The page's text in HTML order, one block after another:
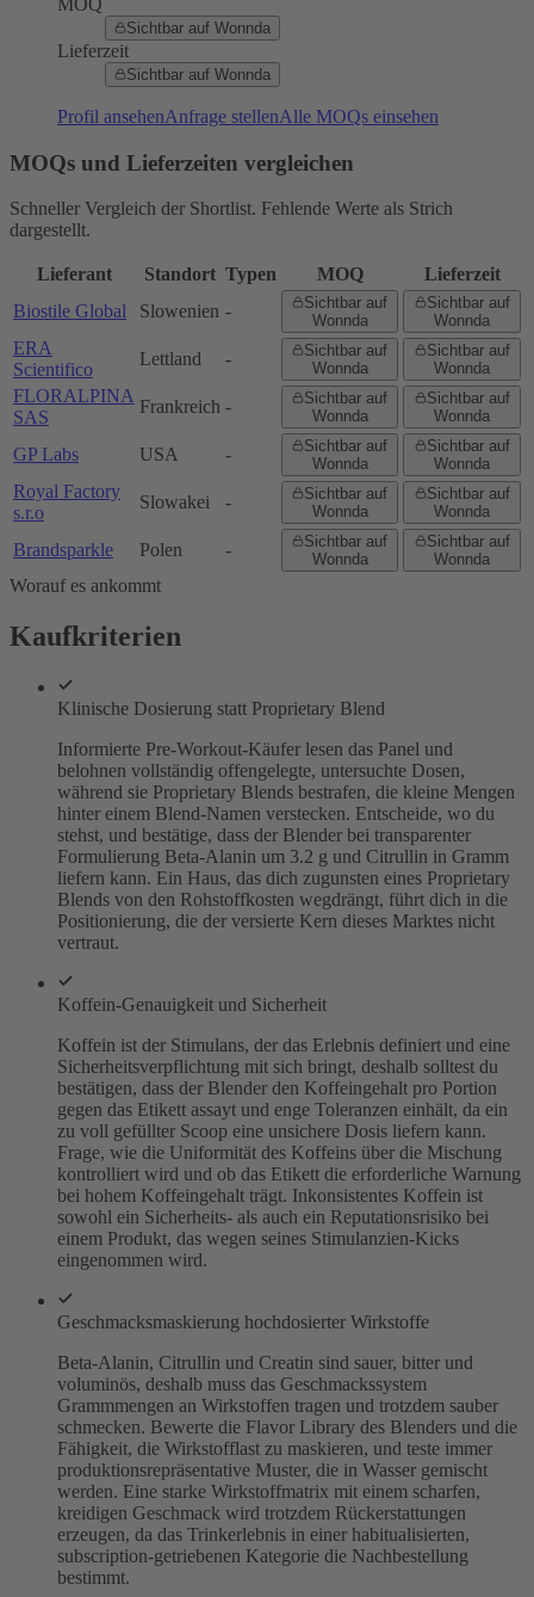
Sichtbar auf Wonnda
Lieferzeit
Sichtbar auf Wonnda
Profil ansehenAnfrage stellenAlle MOQs einsehen
MOQs und Lieferzeiten vergleichen
Schneller Vergleich der Shortlist. Fehlende Werte als Strich
dargestellt.
Lieferant Standort Typen MOQ
Lieferzeit
Biostile Global
Slowenien -
Sichtbar auf
Wonnda
Sichtbar auf
Wonnda
ERA
Scientifico
Lettland -
Sichtbar auf
Wonnda
Sichtbar auf
Wonnda
FLORALPINA
SAS
Frankreich -
Sichtbar auf
Wonnda
Sichtbar auf
Wonnda
GP Labs USA -
Sichtbar auf
Wonnda
Sichtbar auf
Wonnda
Royal Factory
s.r.o
Slowakei -
Sichtbar auf
Wonnda
Sichtbar auf
Wonnda
Brandsparkle Polen -
Sichtbar auf
Wonnda
Sichtbar auf
Wonnda
Worauf es ankommt
Kaufkriterien
Klinische Dosierung statt Proprietary Blend
Informierte Pre-Workout-Käufer lesen das Panel und
belohnen vollständig offengelegte, untersuchte Dosen,
während sie Proprietary Blends bestrafen, die kleine Mengen
hinter einem Blend-Namen verstecken. Entscheide, wo du
stehst, und bestätige, dass der Blender bei transparenter
Formulierung Beta-Alanin um 3.2 g und Citrullin in Gramm
liefern kann. Ein Haus, das dich zugunsten eines Proprietary
Blends von den Rohstoffkosten wegdrängt, führt dich in die
Positionierung, die der versierte Kern dieses Marktes nicht
vertraut.
Koffein-Genauigkeit und Sicherheit
Koffein ist der Stimulans, der das Erlebnis definiert und eine
Sicherheitsverpflichtung mit sich bringt, deshalb solltest du
bestätigen, dass der Blender den Koffeingehalt pro Portion
gegen das Etikett assayt und enge Toleranzen einhält, da ein
zu voll gefüllter Scoop eine unsichere Dosis liefern kann.
Frage, wie die Uniformität des Koffeins über die Mischung
kontrolliert wird und ob das Etikett die erforderliche Warnung
bei hohem Koffeingehalt trägt. Inkonsistentes Koffein ist
sowohl ein Sicherheits- als auch ein Reputationsrisiko bei
einem Produkt, das wegen seines Stimulanzien-Kicks
eingenommen wird.
Geschmacksmaskierung hochdosierter Wirkstoffe
Beta-Alanin, Citrullin und Creatin sind sauer, bitter und
voluminös, deshalb muss das Geschmackssystem
Grammmengen an Wirkstoffen tragen und trotzdem sauber
schmecken. Bewerte die Flavor Library des Blenders und die
Fähigkeit, die Wirkstofflast zu maskieren, und teste immer
produktionsrepräsentative Muster, die in Wasser gemischt
werden. Eine starke Wirkstoffmatrix mit einem scharfen,
kreidigen Geschmack wird trotzdem Rückerstattungen
erzeugen, da das Trinkerlebnis in einer habitualisierten,
subscription-getriebenen Kategorie die Nachbestellung
bestimmt.